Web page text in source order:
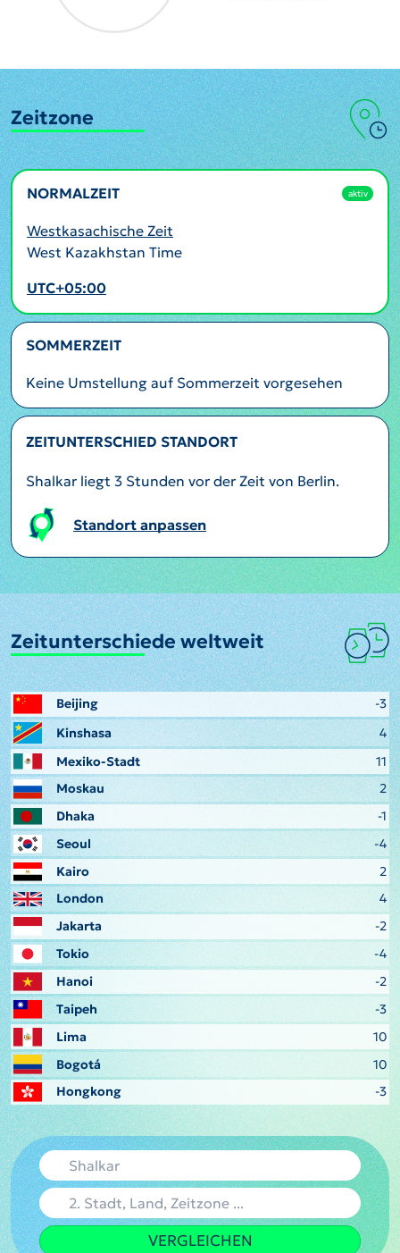
Zeitzone
NORMALZEIT aktiv
Westkasachische Zeit
West Kazakhstan Time
UTC+05:00
SOMMERZEIT
Keine Umstellung auf Sommerzeit vorgesehen
ZEITUNTERSCHIED STANDORT
Shalkar liegt 3 Stunden vor der Zeit von Berlin.
Standort anpassen
Zeitunterschiede weltweit
Beijing
-3
Kinshasa
4
Mexiko-Stadt
11
Moskau
2
Dhaka
-1
Seoul
-4
Kairo
2
London
4
Jakarta
-2
Tokio
-4
Hanoi
-2
Taipeh
-3
Lima
10
Bogotá
10
Hongkong
-3
VERGLEICHEN